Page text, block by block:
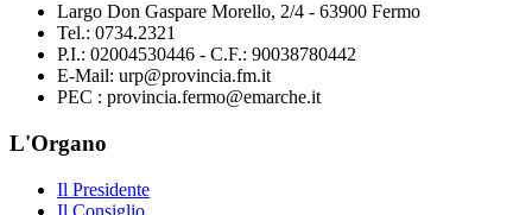
Largo Don Gaspare Morello, 2/4 - 63900 Fermo
Tel.: 0734.2321
P.I.: 02004530446 - C.F.: 90038780442
E-Mail: urp@provincia.fm.it
PEC : provincia.fermo@emarche.it
L'Organo
Il Presidente
Il Consiglio